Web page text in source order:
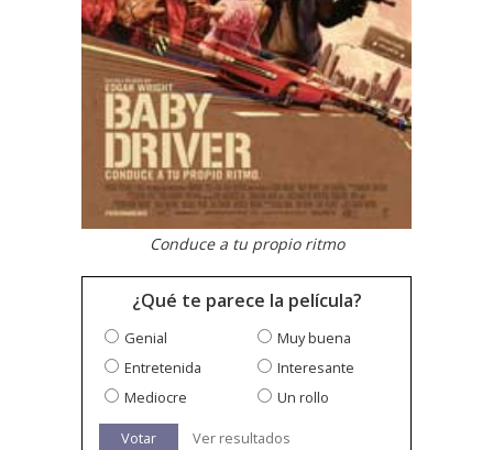
Conduce a tu propio ritmo
¿Qué te parece la película?
Genial
Muy buena
Entretenida
Interesante
Mediocre
Un rollo
Votar Ver resultados